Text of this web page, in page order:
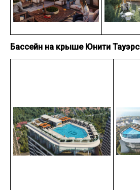
Бассейн на крыше Юнити Тауэрс